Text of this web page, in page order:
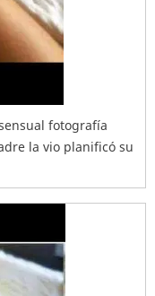
fotografía
la vio planificó su